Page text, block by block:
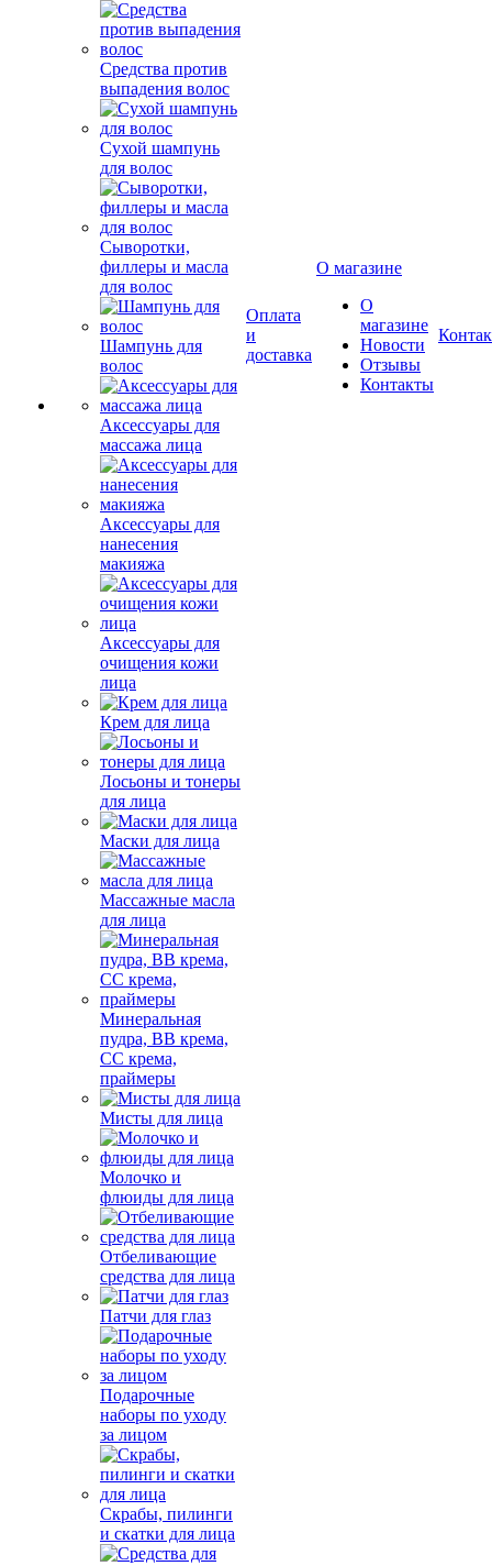
Средства против
выпадения волос
Сухой шампунь
для волос
Сыворотки,
филлеры и масла
для волос
Шампунь для
волос
Аксессуары для
массажа лица
Аксессуары для
нанесения
макияжа
Аксессуары для
очищения кожи
лица
Крем для лица
Лосьоны и тонеры
для лица
Маски для лица
Массажные масла
для лица
Минеральная
пудра, BB крема,
СС крема,
праймеры
Мисты для лица
Молочко и
флюиды для лица
Отбеливающие
средства для лица
Патчи для глаз
Подарочные
наборы по уходу
за лицом
Скрабы, пилинги
и скатки для лица
Оплата
и
доставка
О магазине
О
магазине
Новости
Отзывы
Контакты